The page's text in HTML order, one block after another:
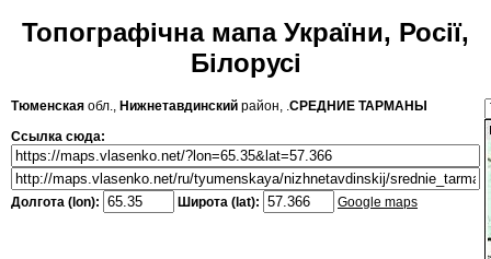
Топографічна мапа України, Росії,
Білорусі
Тюменская обл., Нижнетавдинский район, .СРЕДНИЕ ТАРМАНЫ
Ссылка сюда:
Долгота (lon): Широта (lat): Google maps